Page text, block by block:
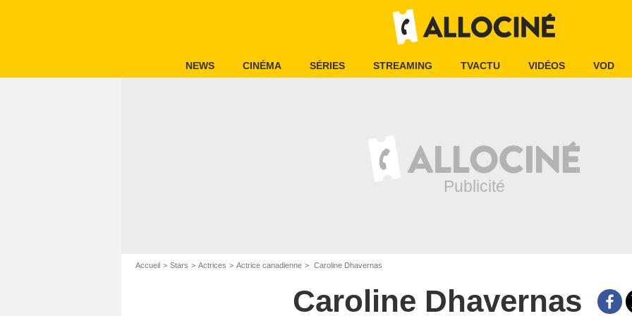
NEWS CINÉMA SÉRIES STREAMING TVACTU VIDÉOS VOD
Accueil Stars Actrices Actrice canadienne Caroline Dhavernas
Caroline Dhavernas